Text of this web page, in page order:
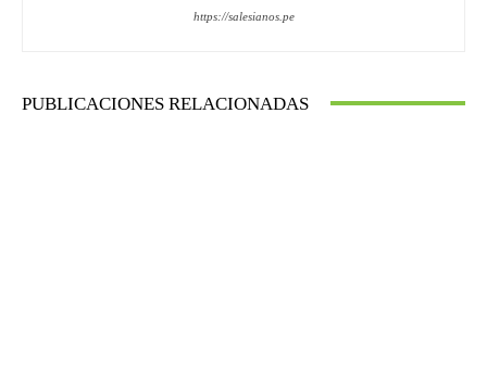
https://salesianos.pe
PUBLICACIONES RELACIONADAS